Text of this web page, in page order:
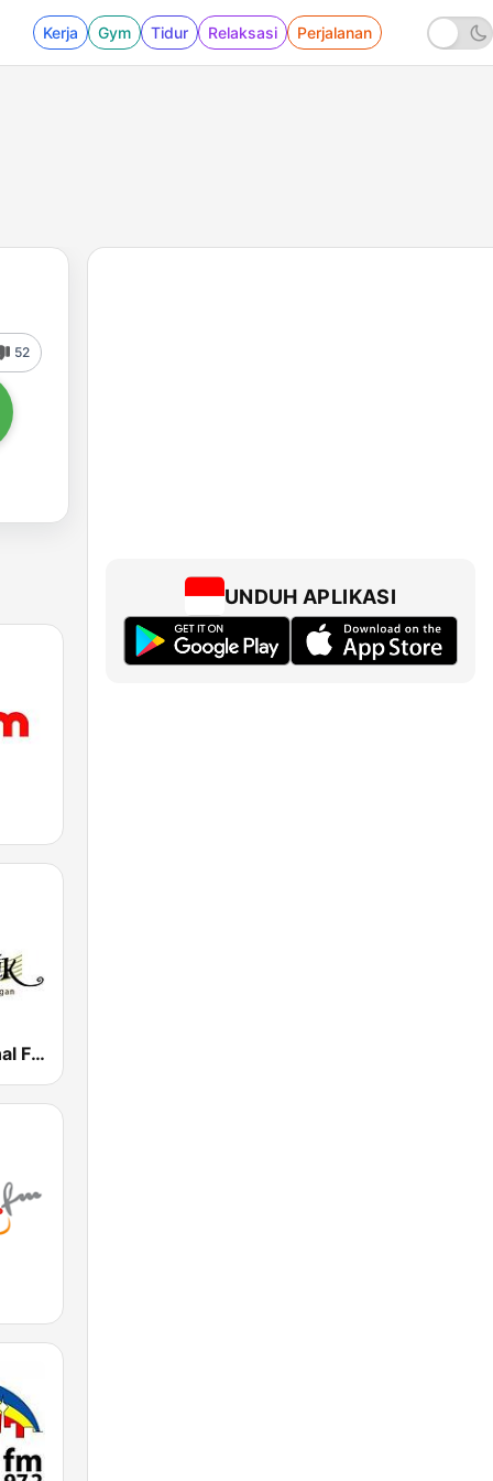
Kerja Gym Tidur Relaksasi Perjalanan
52
Klasik Nasional FM
UNDUH APLIKASI